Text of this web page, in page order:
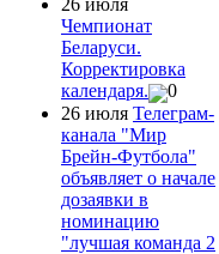
26 июля
Чемпионат
Беларуси.
Корректировка
календаря.
0
26 июля Телеграм-
канала "Мир
Брейн-Футбола"
объявляет о начале
дозаявки в
номинацию
"лучшая команда 2